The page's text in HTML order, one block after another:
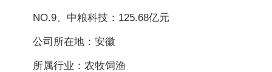
NO.9、中粮科技：125.68亿元
公司所在地：安徽
所属行业：农牧饲渔